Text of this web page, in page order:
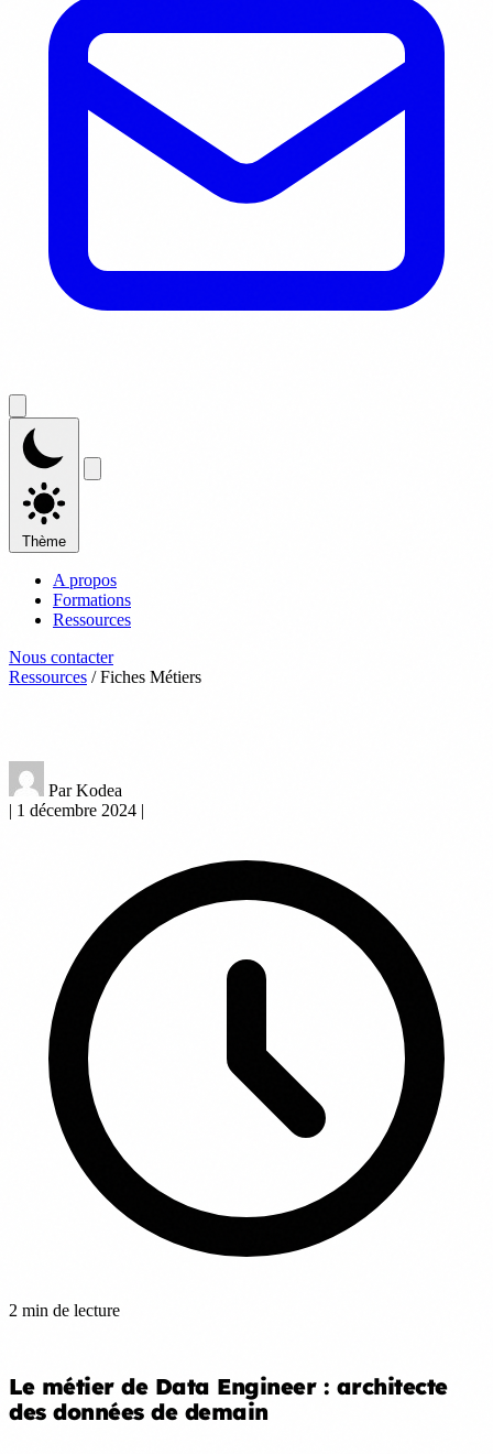
Thème
A propos
Formations
Ressources
Nous contacter
Ressources / Fiches Métiers
Par Kodea
| 1 décembre 2024 |
2 min de lecture
Le métier de Data Engineer : architecte
des données de demain